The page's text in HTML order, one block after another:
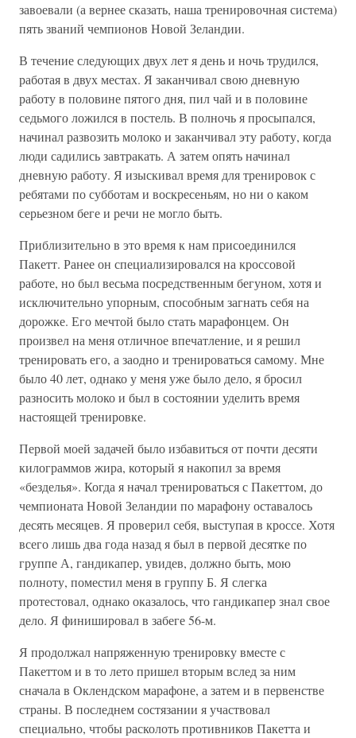
завоевали (а вернее сказать, наша тренировочная система)
пять званий чемпионов Новой Зеландии.
В течение следующих двух лет я день и ночь трудился,
работая в двух местах. Я заканчивал свою дневную
работу в половине пятого дня, пил чай и в половине
седьмого ложился в постель. В полночь я просыпался,
начинал развозить молоко и заканчивал эту работу, когда
люди садились завтракать. А затем опять начинал
дневную работу. Я изыскивал время для тренировок с
ребятами по субботам и воскресеньям, но ни о каком
серьезном беге и речи не могло быть.
Приблизительно в это время к нам присоединился
Пакетт. Ранее он специализировался на кроссовой
работе, но был весьма посредственным бегуном, хотя и
исключительно упорным, способным загнать себя на
дорожке. Его мечтой было стать марафонцем. Он
произвел на меня отличное впечатление, и я решил
тренировать его, а заодно и тренироваться самому. Мне
было 40 лет, однако у меня уже было дело, я бросил
разносить молоко и был в состоянии уделить время
настоящей тренировке.
Первой моей задачей было избавиться от почти десяти
килограммов жира, который я накопил за время
«безделья». Когда я начал тренироваться с Пакеттом, до
чемпионата Новой Зеландии по марафону оставалось
десять месяцев. Я проверил себя, выступая в кроссе. Хотя
всего лишь два года назад я был в первой десятке по
группе А, гандикапер, увидев, должно быть, мою
полноту, поместил меня в группу Б. Я слегка
протестовал, однако оказалось, что гандикапер знал свое
дело. Я финишировал в забеге 56-м.
Я продолжал напряженную тренировку вместе с
Пакеттом и в то лето пришел вторым вслед за ним
сначала в Оклендском марафоне, а затем и в первенстве
страны. В последнем состязании я участвовал
специально, чтобы расколоть противников Пакетта и